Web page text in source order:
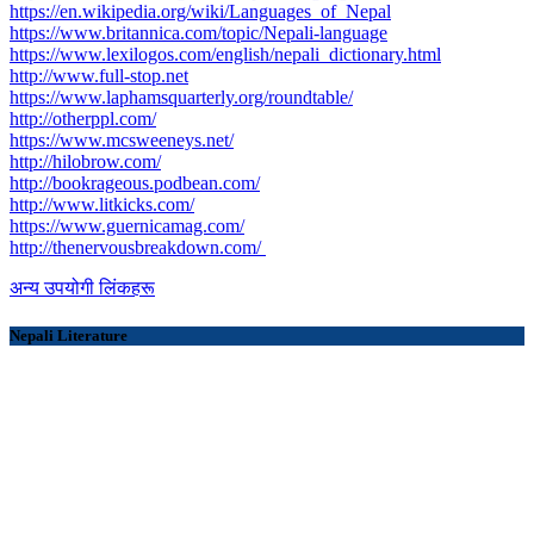
https://en.wikipedia.org/wiki/Languages_of_Nepal
https://www.britannica.com/topic/Nepali-language
https://www.lexilogos.com/english/nepali_dictionary.html
​http://www.full-stop.net
https://www.laphamsquarterly.org/roundtable/
http://otherppl.com/
https://www.mcsweeneys.net/
http://hilobrow.com/
http://bookrageous.podbean.com/
http://www.litkicks.com/
https://www.guernicamag.com/
http://thenervousbreakdown.com/
अन्य उपयोगी लिंकहरू
Nepali Literature